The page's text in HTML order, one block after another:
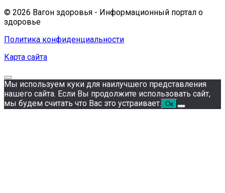
© 2026 Вагон здоровья - Информационный портал о
здоровье
Политика конфиденциальности
Карта сайта
Мы используем куки для наилучшего представления
нашего сайта. Если Вы продолжите использовать сайт,
мы будем считать что Вас это устраивает. Ок